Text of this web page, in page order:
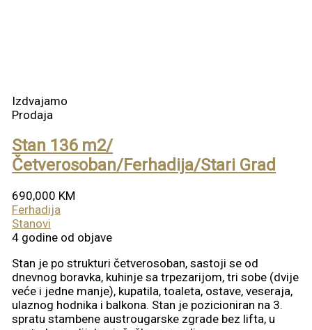
Izdvajamo
Prodaja
Stan 136 m2/
Četverosoban/Ferhadija/Stari Grad
690,000 KM
Ferhadija
Stanovi
4 godine od objave
Stan je po strukturi četverosoban, sastoji se od
dnevnog boravka, kuhinje sa trpezarijom, tri sobe (dvije
veće i jedne manje), kupatila, toaleta, ostave, veseraja,
ulaznog hodnika i balkona. Stan je pozicioniran na 3.
spratu stambene austrougarske zgrade bez lifta, u